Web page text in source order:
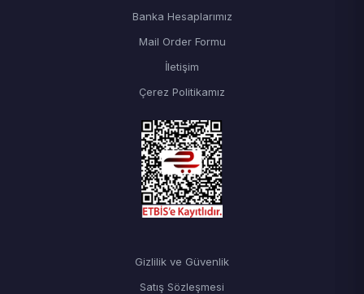
Banka Hesaplarımız
Mail Order Formu
İletişim
Çerez Politikamız
Gizlilik ve Güvenlik
Satış Sözleşmesi